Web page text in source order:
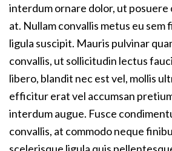
interdum ornare dolor, ut posuere
at. Nullam convallis metus eu
ligula suscipit. Mauris pulvinar
convallis, ut sollicitudin lectus
libero, blandit nec est vel, mollis
efficitur erat vel accumsan
interdum augue. Fusce
convallis, at commodo neque